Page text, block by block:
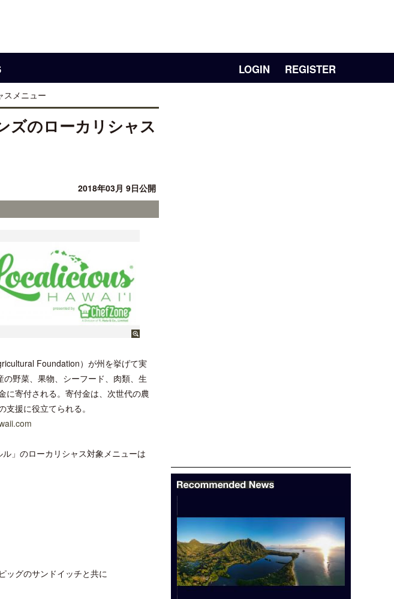
LOGIN REGISTER
スメニュー
ズのローカリシャス
2018年03月 9日公開
Foundation）が州を挙げて実
野菜、果物、シーフード、肉類、生
に寄付される。寄付金は、次世代の農
援に役立てられる。
」のローカリシャス対象メニューは
ッグのサンドイッチと共に